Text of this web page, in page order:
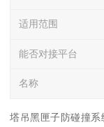
适用范围
能否对接平台
名称
塔吊黑匣子防碰撞